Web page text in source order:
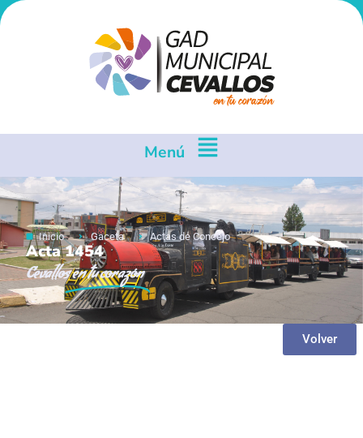
Menú
Inicio Gaceta Actas de Concejo
Acta 1454
Cevallosen tu corazón
Volver